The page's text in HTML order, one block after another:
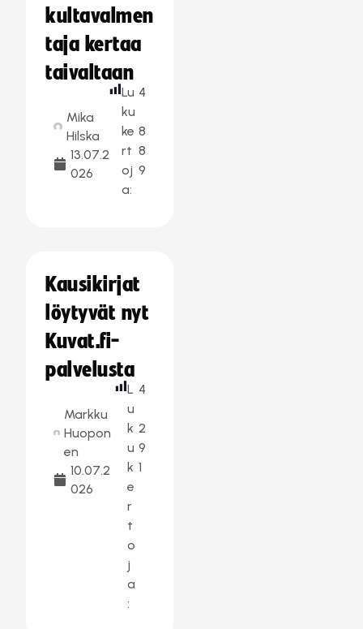
kultavalmen
taja kertaa
taivaltaan
Mika
Hilska
13.07.2
026
Lu
ku
ke
rt
oj
a:
4
8
8
9
Kausikirjat
löytyvät nyt
Kuvat.fi-
palvelusta
Markku
Huopon
en
10.07.2
026
L
u
k
u
k
e
r
t
o
j
a
:
4
2
9
1